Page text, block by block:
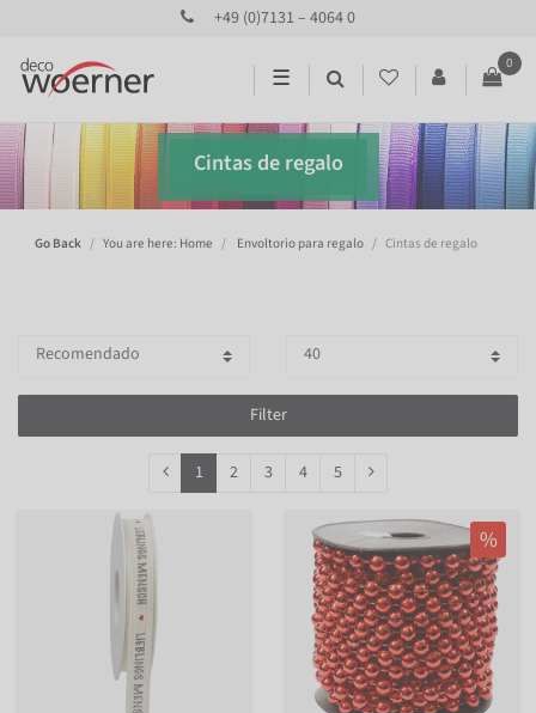
+49 (0)7131 – 4064 0
☰
0
Cintas de regalo
Go Back You are here: Home Envoltorio para regalo Cintas de regalo
Filter
1 2 3 4 5
%